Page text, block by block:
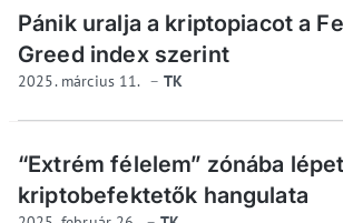
Pánik uralja a kriptopiacot a
Greed index szerint
2025. március 11. TK
“Extrém félelem” zónába
kriptobefektetők hangulata